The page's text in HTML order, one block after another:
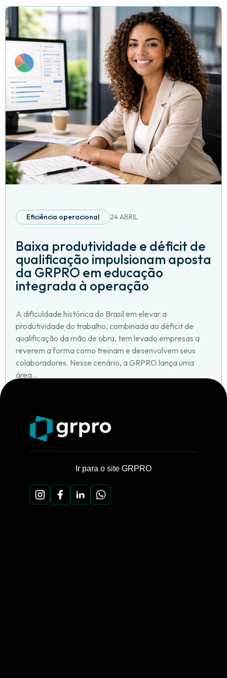
Eficiência operacional 24 ABRIL
Baixa produtividade e déficit de
qualificação impulsionam aposta
da GRPRO em educação
integrada à operação
A dificuldade histórica do Brasil em elevar a
produtividade do trabalho, combinada ao déficit de
qualificação da mão de obra, tem levado empresas a
reverem a forma como treinam e desenvolvem seus
colaboradores. Nesse cenário, a GRPRO lança uma
área...
Ir para o site GRPRO